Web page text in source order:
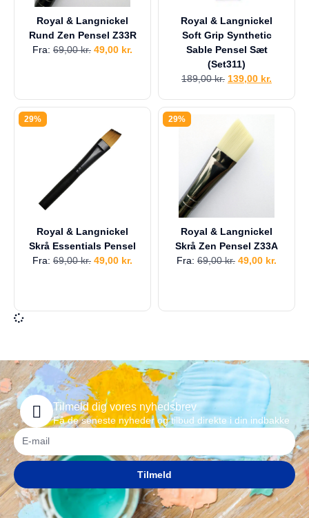
Royal & Langnickel
Rund Zen Pensel Z33R
Fra: 69,00kr. 49,00 kr.
Royal & Langnickel
Soft Grip Synthetic
Sable Pensel Sæt
(Set311)
189,00kr. 139,00 kr.
29%
Royal & Langnickel
Skrå Essentials Pensel
Fra: 69,00kr. 49,00 kr.
29%
Royal & Langnickel
Skrå Zen Pensel Z33A
Fra: 69,00kr. 49,00 kr.
Tilmeld dig vores nyhedsbrev
Få de seneste nyheder og tilbud direkte i din indbakke
Tilmeld